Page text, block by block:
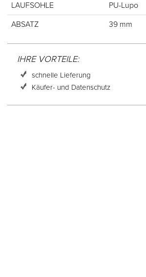
LAUFSOHLE PU-Lupo
ABSATZ 39 mm
IHRE VORTEILE:
schnelle Lieferung
Käufer- und Datenschutz